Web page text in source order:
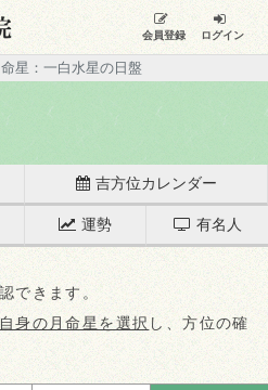
会員登録 ログイン
星：一白水星の日盤
吉方位カレンダー
運勢 有名人
できます。
身の月命星を選択 し、方位の確